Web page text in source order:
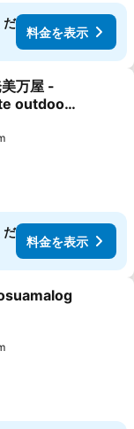
だ
料金を表示
追加
万屋 -
outdoor
だ
料金を表示
追加